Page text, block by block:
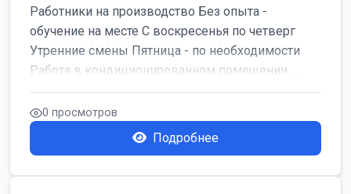
Работники на производство Без опыта -
обучение на месте С воскресенья по четверг
Утренние смены Пятница - по необходимости
Работа в кондиционированном помещении ...
0 просмотров
Подробнее